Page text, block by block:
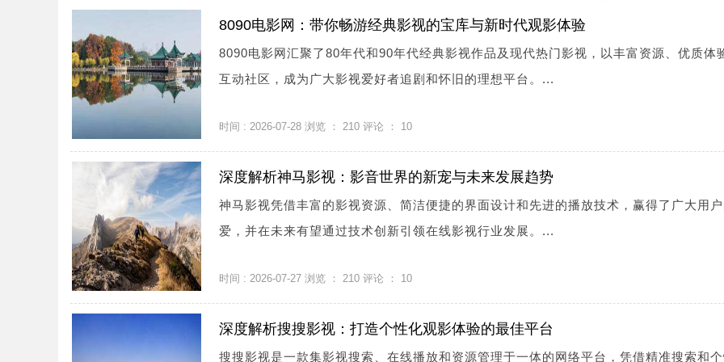
8090电影网：带你畅游经典影视的宝库与新时代观影体验
8090电影网汇聚了80年代和90年代经典影视作品及现代热门影视，以丰富资源、优质体
互动社区，成为广大影视爱好者追剧和怀旧的理想平台。...
时间 : 2026-07-28 浏览 ： 210 评论 ： 10
深度解析神马影视：影音世界的新宠与未来发展趋势
神马影视凭借丰富的影视资源、简洁便捷的界面设计和先进的播放技术，赢得了广大用
爱，并在未来有望通过技术创新引领在线影视行业发展。...
时间 : 2026-07-27 浏览 ： 210 评论 ： 10
深度解析搜搜影视：打造个性化观影体验的最佳平台
搜搜影视是一款集影视搜索、在线播放和资源管理于一体的网络平台，凭借精准搜索和